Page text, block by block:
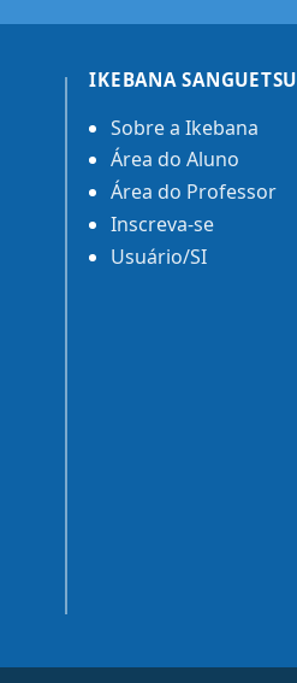
IKEBANA SANGUETSU
Sobre a Ikebana
Área do Aluno
Área do Professor
Inscreva-se
Usuário/SI